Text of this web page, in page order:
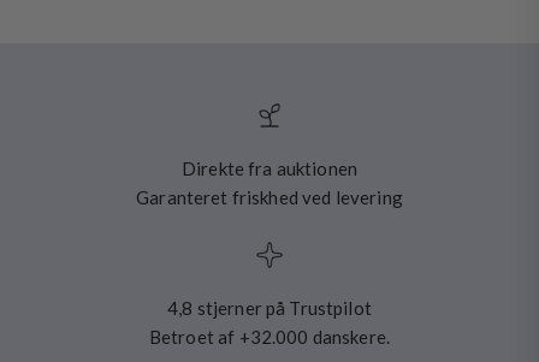
Direkte fra auktionen
Garanteret friskhed ved levering
4,8 stjerner på Trustpilot
Betroet af +32.000 danskere.